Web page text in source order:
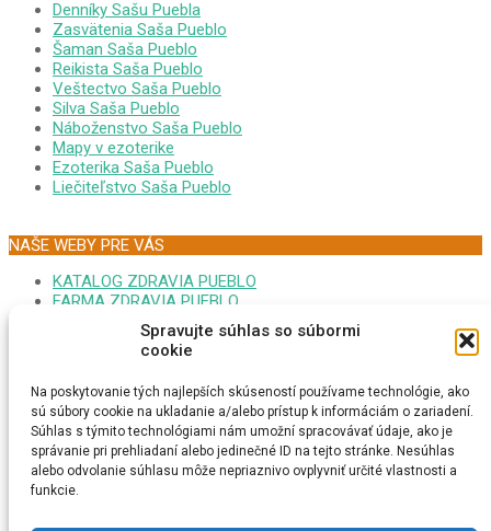
Spravujte súhlas so súbormi
cookie
Na poskytovanie tých najlepších skúseností používame technológie, ako
sú súbory cookie na ukladanie a/alebo prístup k informáciám o zariadení.
Súhlas s týmito technológiami nám umožní spracovávať údaje, ako je
správanie pri prehliadaní alebo jedinečné ID na tejto stránke. Nesúhlas
alebo odvolanie súhlasu môže nepriaznivo ovplyvniť určité vlastnosti a
funkcie.
Denníky Sašu Puebla
Zasvätenia Saša Pueblo
Šaman Saša Pueblo
Reikista Saša Pueblo
Veštectvo Saša Pueblo
Silva Saša Pueblo
Náboženstvo Saša Pueblo
Mapy v ezoterike
Ezoterika Saša Pueblo
Liečiteľstvo Saša Pueblo
NAŠE WEBY PRE VÁS
KATALOG ZDRAVIA PUEBLO
FARMA ZDRAVIA PUEBLO
FORUM EZOTERIKA DARINA
MONITOR GOOPLEX SASA
FORUM ZDRAVIA DARINA
MEDITÁCIA SAŠA PUEBLO
EZOTERICI NA MAPE
MEDITAČNÁ TURISTIKA
ESOTERIKA MAGNUM CZ
ONLINE RADIO REIKI
VYSTAVA SLNOVRAT